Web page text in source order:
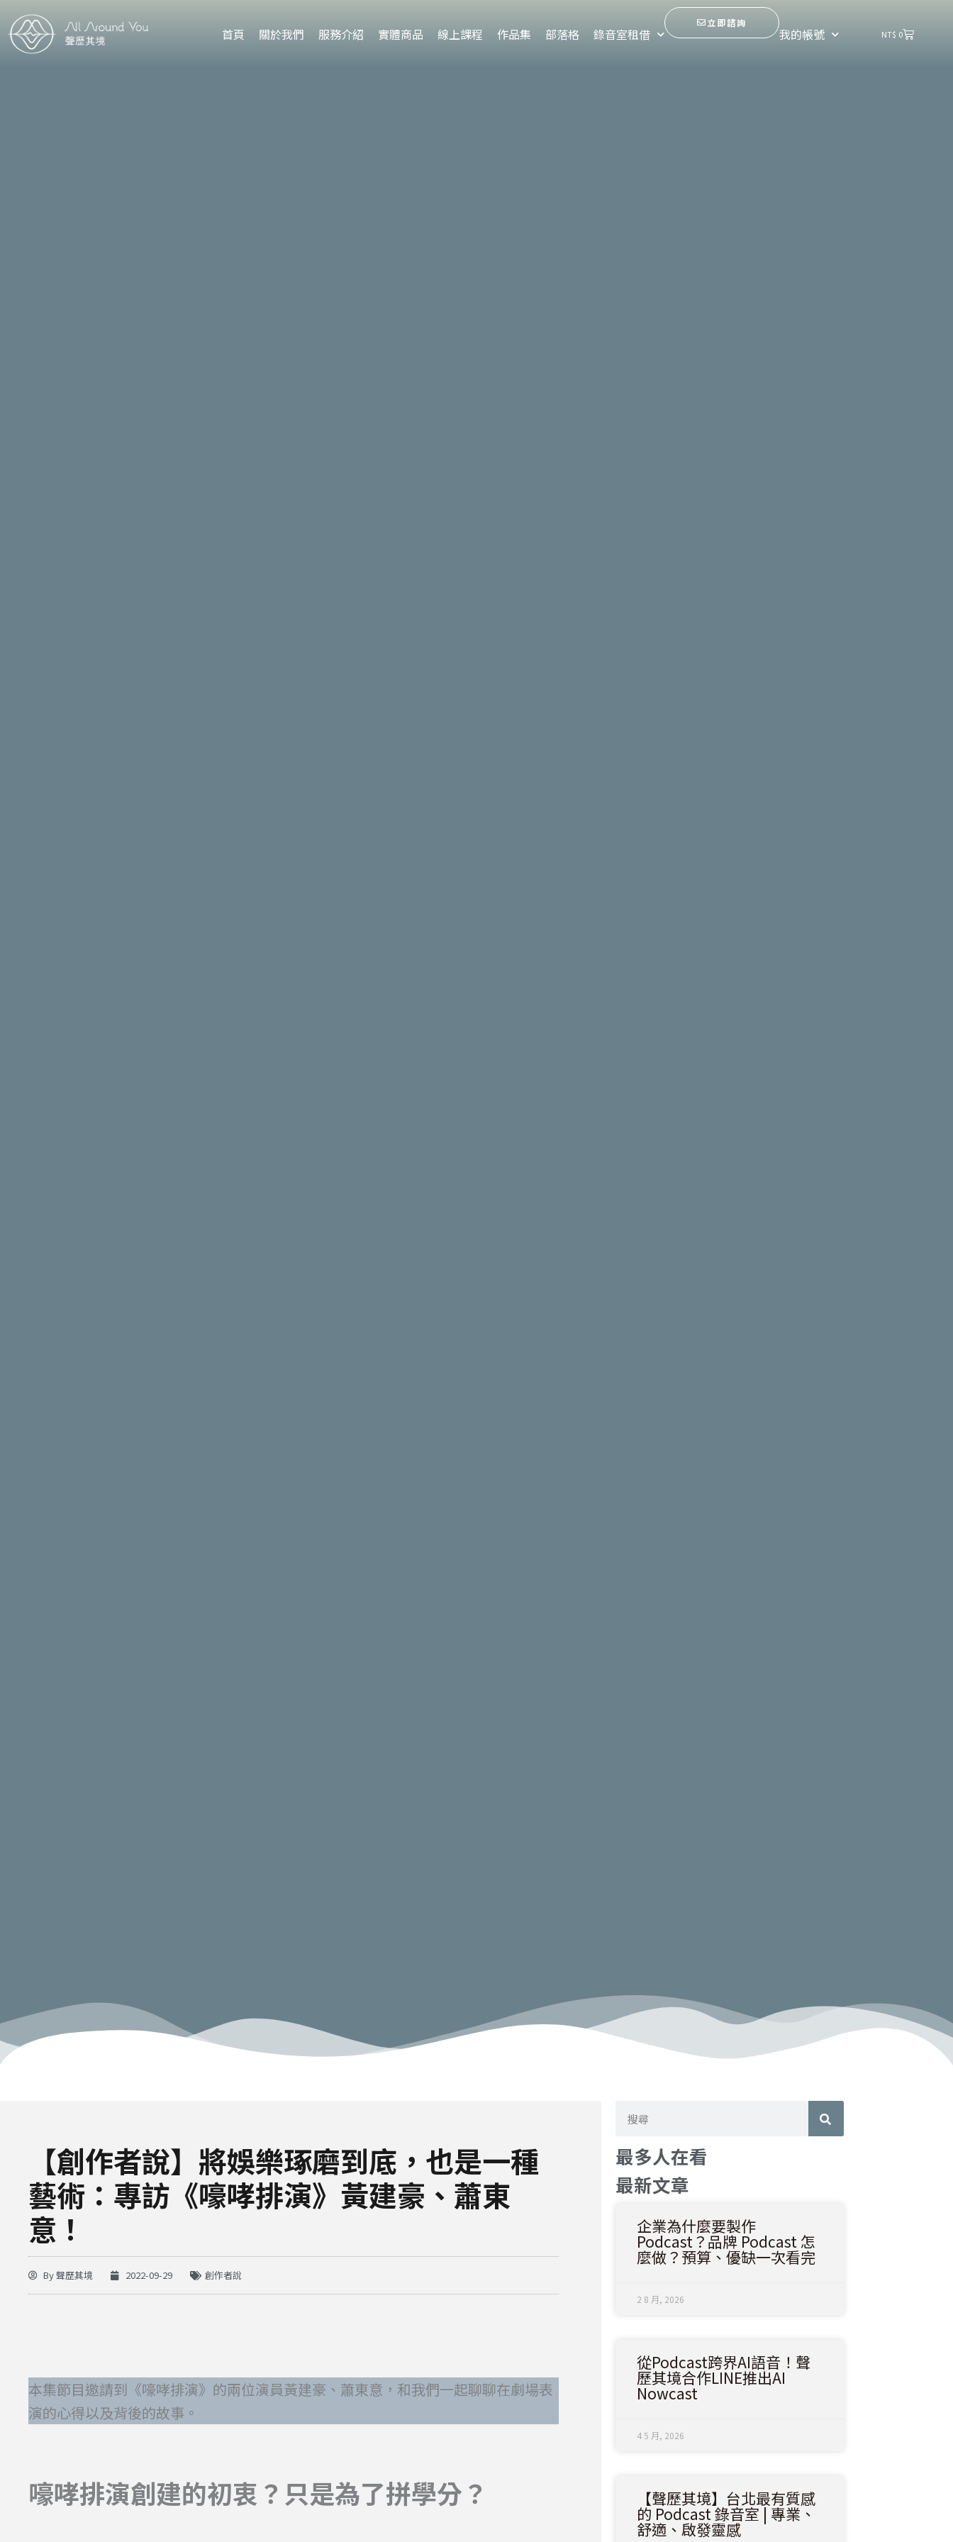
首頁 關於我們 服務介紹 實體商品 線上課程 作品集 部落格 錄音室租借
立即諮詢
我的帳號 NT$ 0購
物
【創作者說】將娛樂琢磨到底，也是一種
藝術：專訪《嚎哮排演》黃建豪、蕭東
意！
By聲歷其境 2022-09-29 創作者說
本集節目邀請到《嚎哮排演》的兩位演員黃建豪、蕭東意，和我們一起聊聊在劇場表
演的心得以及背後的故事。
嚎哮排演創建的初衷？只是為了拼學分？
最多人在看
最新文章
企業為什麼要製作
Podcast？品牌 Podcast 怎
麼做？預算、優缺一次看完
2 8 月, 2026
從Podcast跨界AI語音！聲
歷其境合作LINE推出AI
Nowcast
4 5 月, 2026
【聲歷其境】台北最有質感
的 Podcast 錄音室 | 專業、
舒適、啟發靈感